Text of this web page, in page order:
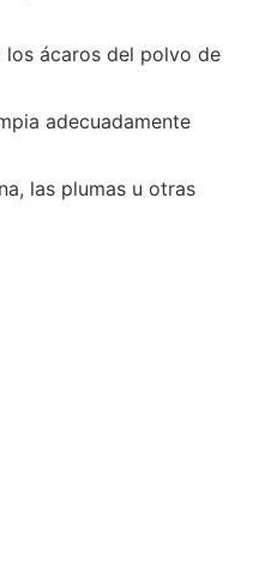
ácaros del polvo de
adecuadamente
las plumas u otras